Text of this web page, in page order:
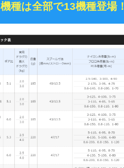
機種は全部で13機種登場！